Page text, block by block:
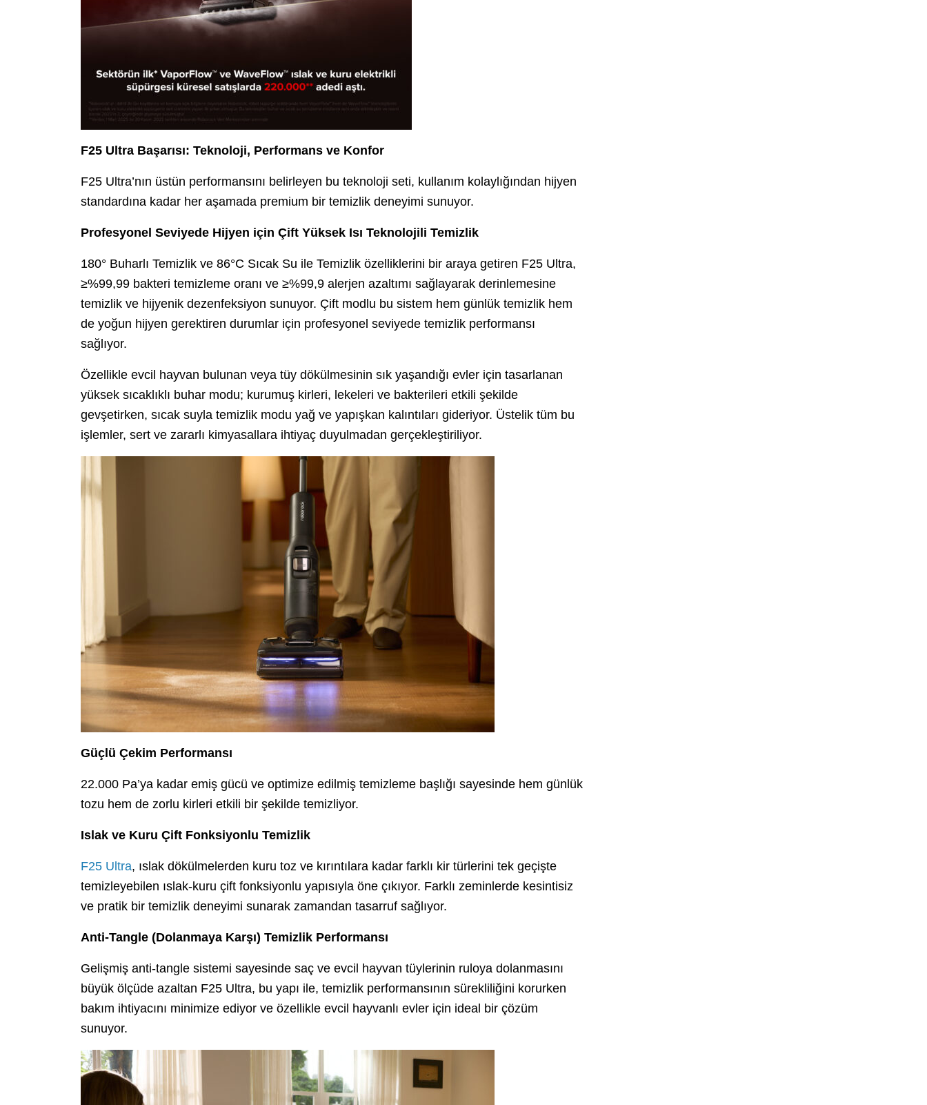
F25 Ultra Başarısı: Teknoloji, Performans ve Konfor
F25 Ultra’nın üstün performansını belirleyen bu teknoloji seti, kullanım kolaylığından hijyen
standardına kadar her aşamada premium bir temizlik deneyimi sunuyor.
Profesyonel Seviyede Hijyen için Çift Yüksek Isı Teknolojili Temizlik
180° Buharlı Temizlik ve 86°C Sıcak Su ile Temizlik özelliklerini bir araya getiren F25 Ultra,
≥%99,99 bakteri temizleme oranı ve ≥%99,9 alerjen azaltımı sağlayarak derinlemesine
temizlik ve hijyenik dezenfeksiyon sunuyor. Çift modlu bu sistem hem günlük temizlik hem
de yoğun hijyen gerektiren durumlar için profesyonel seviyede temizlik performansı
sağlıyor.
Özellikle evcil hayvan bulunan veya tüy dökülmesinin sık yaşandığı evler için tasarlanan
yüksek sıcaklıklı buhar modu; kurumuş kirleri, lekeleri ve bakterileri etkili şekilde
gevşetirken, sıcak suyla temizlik modu yağ ve yapışkan kalıntıları gideriyor. Üstelik tüm bu
işlemler, sert ve zararlı kimyasallara ihtiyaç duyulmadan gerçekleştiriliyor.
Güçlü Çekim Performansı
22.000 Pa’ya kadar emiş gücü ve optimize edilmiş temizleme başlığı sayesinde hem günlük
tozu hem de zorlu kirleri etkili bir şekilde temizliyor.
Islak ve Kuru Çift Fonksiyonlu Temizlik
F25 Ultra, ıslak dökülmelerden kuru toz ve kırıntılara kadar farklı kir türlerini tek geçişte
temizleyebilen ıslak-kuru çift fonksiyonlu yapısıyla öne çıkıyor. Farklı zeminlerde kesintisiz
ve pratik bir temizlik deneyimi sunarak zamandan tasarruf sağlıyor.
Anti-Tangle (Dolanmaya Karşı) Temizlik Performansı
Gelişmiş anti-tangle sistemi sayesinde saç ve evcil hayvan tüylerinin ruloya dolanmasını
büyük ölçüde azaltan F25 Ultra, bu yapı ile, temizlik performansının sürekliliğini korurken
bakım ihtiyacını minimize ediyor ve özellikle evcil hayvanlı evler için ideal bir çözüm
sunuyor.